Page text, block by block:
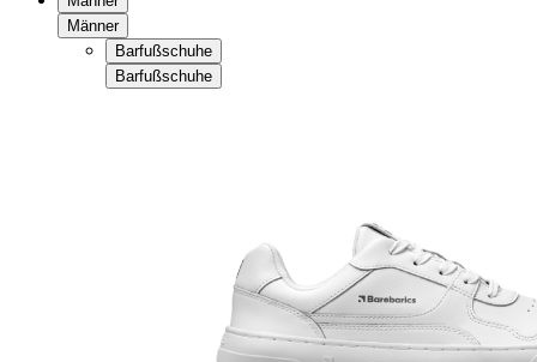
Männer
Barfußschuhe
Barfußschuhe